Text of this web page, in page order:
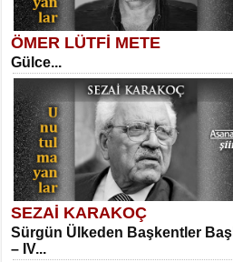
MEHMET TAŞTAN
Vagon’da Bir Şairle...
SITKI CANEY
Oruçla Devrim ve Özgürlüğe…...
Mehmet Çoban
Elmira...
ÖMER LÜTFİ METE
Gülce...
SEZAİ KARAKOÇ
Sürgün Ülkeden Başkentler
– IV...